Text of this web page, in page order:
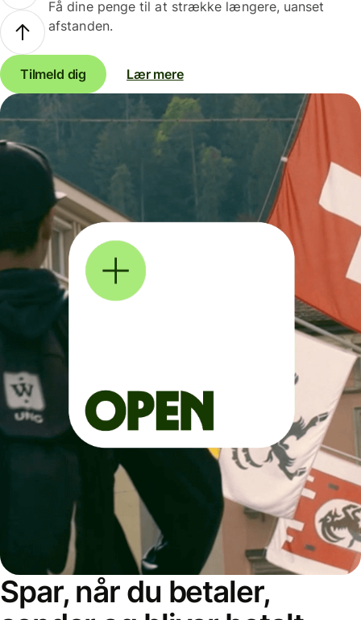
Få dine penge til at strække længere, uanset
afstanden.
Tilmeld dig Lær mere
Spar, når du betaler,